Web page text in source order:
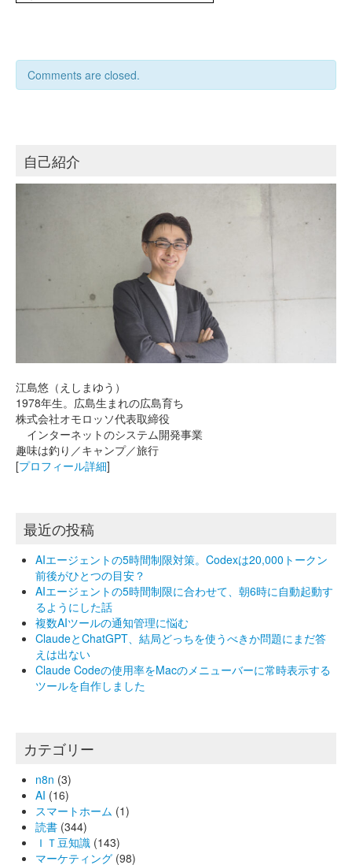
Comments are closed.
自己紹介
江島悠（えしまゆう）
1978年生。広島生まれの広島育ち
株式会社オモロッソ代表取締役
インターネットのシステム開発事業
趣味は釣り／キャンプ／旅行
[プロフィール詳細]
最近の投稿
AIエージェントの5時間制限対策。Codexは20,000トークン
前後がひとつの目安？
AIエージェントの5時間制限に合わせて、朝6時に自動起動す
るようにした話
複数AIツールの通知管理に悩む
ClaudeとChatGPT、結局どっちを使うべきか問題にまだ答
えは出ない
Claude Codeの使用率をMacのメニューバーに常時表示する
ツールを自作しました
カテゴリー
n8n (3)
AI (16)
スマートホーム (1)
読書 (344)
ＩＴ豆知識 (143)
マーケティング (98)